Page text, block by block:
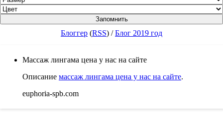
Блоггер (RSS) /Блог 2019 год
Массаж лингама цена у нас на сайте
Описание массаж лингама цена у нас на сайте.
euphoria-spb.com